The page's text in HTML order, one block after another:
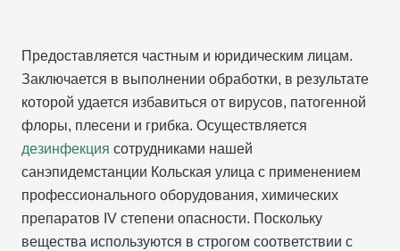
Предоставляется частным и юридическим лицам.
Заключается в выполнении обработки, в результате
которой удается избавиться от вирусов, патогенной
флоры, плесени и грибка. Осуществляется
дезинфекция сотрудниками нашей
санэпидемстанции Кольская улица с применением
профессионального оборудования, химических
препаратов IV степени опасности. Поскольку
вещества используются в строгом соответствии с